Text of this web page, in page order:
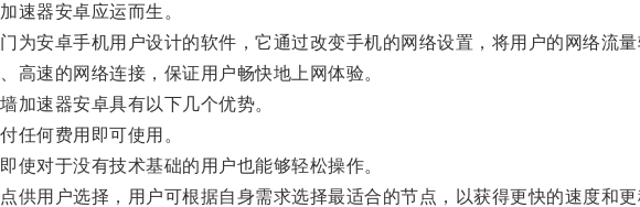
器安卓应运而生。
安卓手机用户设计的软件，它通过改变手机的网络设置，将用户的网络流量
速的网络连接，保证用户畅快地上网体验。
速器安卓具有以下几个优势。
何费用即可使用。
对于没有技术基础的用户也能够轻松操作。
用户选择，用户可根据自身需求选择最适合的节点，以获得更快的速度和更